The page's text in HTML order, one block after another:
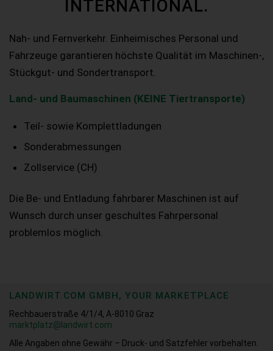
INTERNATIONAL.
Nah- und Fernverkehr. Einheimisches Personal und
Fahrzeuge garantieren höchste Qualität im Maschinen-,
Stückgut- und Sondertransport.
Land- und Baumaschinen (KEINE Tiertransporte)
Teil- sowie Komplettladungen
Sonderabmessungen
Zollservice (CH)
Die Be- und Entladung fahrbarer Maschinen ist auf
Wunsch durch unser geschultes Fahrpersonal
problemlos möglich.
LANDWIRT.COM GMBH, YOUR MARKETPLACE
Rechbauerstraße 4/1/4, A-8010 Graz
marktplatz@landwirt.com
Alle Angaben ohne Gewähr – Druck- und Satzfehler vorbehalten.